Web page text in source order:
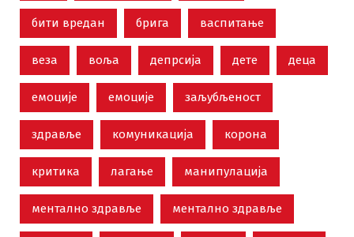
бити вредан брига васпитање
веза воља депрсија дете деца
емоције емоције заљубљеност
здравље комуникација корона
критика лагање манипулација
ментално здравље ментално здравље